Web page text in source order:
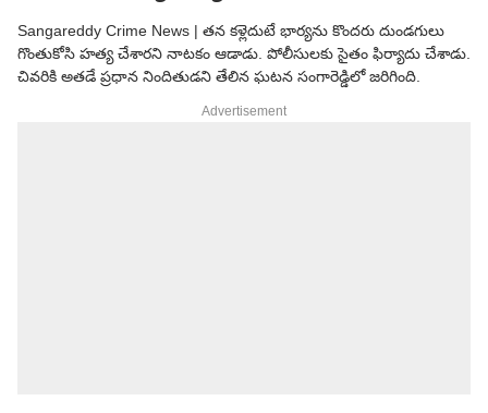
Sangareddy Crime News | తన కళ్లెదుటే భార్యను కొందరు దుండగులు
గొంతుకోసి హత్య చేశారని నాటకం ఆడాడు. పోలీసులకు సైతం ఫిర్యాదు చేశాడు.
చివరికి అతడే ప్రధాన నిందితుడని తేలిన ఘటన సంగారెడ్డిలో జరిగింది.
Advertisement